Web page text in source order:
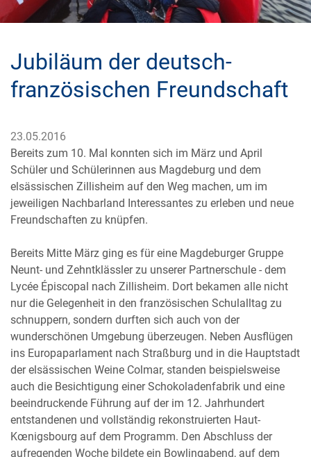
Jubiläum der deutsch-
französischen Freundschaft
23.05.2016
Bereits zum 10. Mal konnten sich im März und April
Schüler und Schülerinnen aus Magdeburg und dem
elsässischen Zillisheim auf den Weg machen, um im
jeweiligen Nachbarland Interessantes zu erleben und neue
Freundschaften zu knüpfen.
Bereits Mitte März ging es für eine Magdeburger Gruppe
Neunt- und Zehntklässler zu unserer Partnerschule - dem
Lycée Épiscopal nach Zillisheim. Dort bekamen alle nicht
nur die Gelegenheit in den französischen Schulalltag zu
schnuppern, sondern durften sich auch von der
wunderschönen Umgebung überzeugen. Neben Ausflügen
ins Europaparlament nach Straßburg und in die Hauptstadt
der elsässischen Weine Colmar, standen beispielsweise
auch die Besichtigung einer Schokoladenfabrik und eine
beeindruckende Führung auf der im 12. Jahrhundert
entstandenen und vollständig rekonstruierten Haut-
Kœnigsbourg auf dem Programm. Den Abschluss der
aufregenden Woche bildete ein Bowlingabend, auf dem